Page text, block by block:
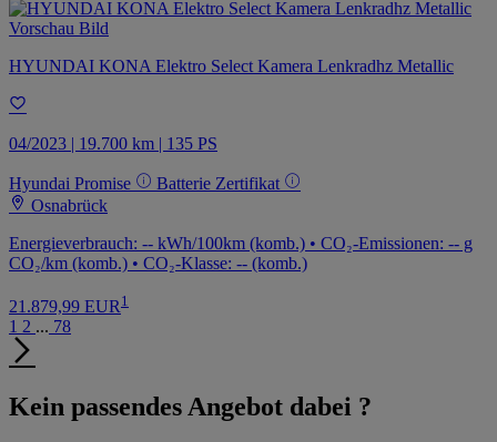
HYUNDAI KONA Elektro Select Kamera Lenkradhz Metallic
04/2023 | 19.700 km | 135 PS
Hyundai Promise
Batterie Zertifikat
Osnabrück
Energieverbrauch: -- kWh/100km (komb.) • CO₂-Emissionen: -- g
CO₂/km (komb.) • CO₂-Klasse: -- (komb.)
21.879,99 EUR 1
1 2 ... 78
Kein passendes Angebot dabei ?